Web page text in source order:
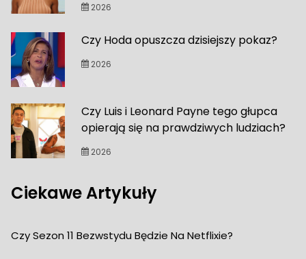
2026
Czy Hoda opuszcza dzisiejszy pokaz?
2026
Czy Luis i Leonard Payne tego głupca
opierają się na prawdziwych ludziach?
2026
Ciekawe Artykuły
Czy Sezon 11 Bezwstydu Będzie Na Netflixie?